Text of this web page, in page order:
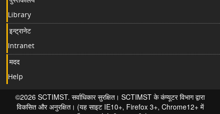
Library
इन्ट्रानेट
Intranet
मदद
Help
©2026 SCTIMST. सर्वाधिकार सुरक्षित। SCTIMST के कंप्यूटर विभाग द्वारा
विकसित और अनुरक्षित। (यह साइट IE10+, Firefox 3+, Chrome12+ में